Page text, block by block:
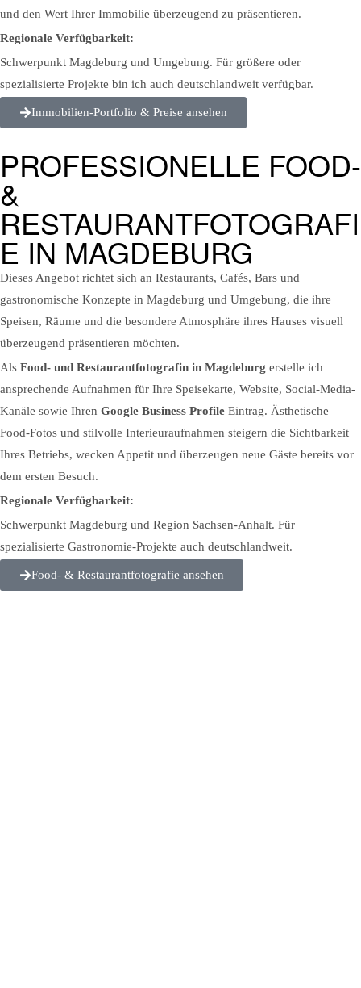
und den Wert Ihrer Immobilie überzeugend zu präsentieren.
Regionale Verfügbarkeit:
Schwerpunkt Magdeburg und Umgebung. Für größere oder
spezialisierte Projekte bin ich auch deutschlandweit verfügbar.
Immobilien-Portfolio & Preise ansehen
PROFESSIONELLE FOOD-
&
RESTAURANTFOTOGRAFI
E IN MAGDEBURG
Dieses Angebot richtet sich an Restaurants, Cafés, Bars und
gastronomische Konzepte in Magdeburg und Umgebung, die ihre
Speisen, Räume und die besondere Atmosphäre ihres Hauses visuell
überzeugend präsentieren möchten.
Als Food- und Restaurantfotografin in Magdeburg erstelle ich
ansprechende Aufnahmen für Ihre Speisekarte, Website, Social-Media-
Kanäle sowie Ihren Google Business Profile Eintrag. Ästhetische
Food-Fotos und stilvolle Interieuraufnahmen steigern die Sichtbarkeit
Ihres Betriebs, wecken Appetit und überzeugen neue Gäste bereits vor
dem ersten Besuch.
Regionale Verfügbarkeit:
Schwerpunkt Magdeburg und Region Sachsen-Anhalt. Für
spezialisierte Gastronomie-Projekte auch deutschlandweit.
Food- & Restaurantfotografie ansehen